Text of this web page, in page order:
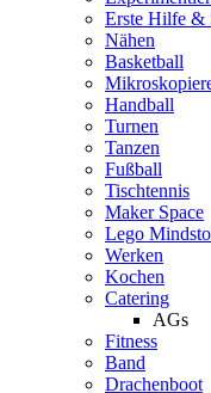
Erste Hilfe &
Nähen
Basketball
Handball
Turnen
Tanzen
Fußball
Tischtennis
Maker Space
Lego
Werken
Kochen
Catering
AGs
Fitness
Band
Drachenboot